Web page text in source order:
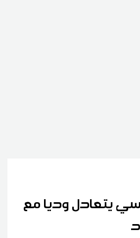
يتعادل وديا مع